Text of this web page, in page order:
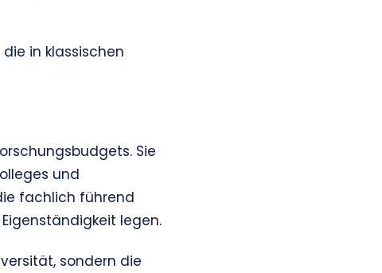
in klassischen
Sie
und
fachlich führend
legen.
sondern die